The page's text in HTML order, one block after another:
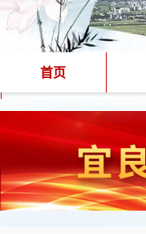
首页